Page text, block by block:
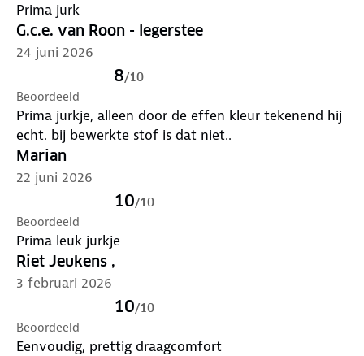
Prima jurk
G.c.e. van Roon - legerstee
24 juni 2026
8/10
Beoordeeld
Prima jurkje, alleen door de effen kleur tekenend hij
echt. bij bewerkte stof is dat niet..
Marian
22 juni 2026
10/10
Beoordeeld
Prima leuk jurkje
Riet Jeukens ,
3 februari 2026
10/10
Beoordeeld
Eenvoudig, prettig draagcomfort